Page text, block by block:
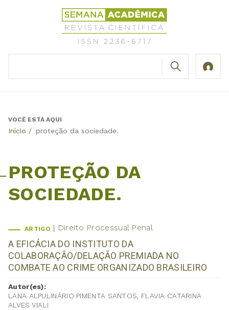
Revista
Científica
Semana
Back
VOCÊ ESTÁ AQUI
Início / proteção da sociedade.
PROTEÇÃO DA
SOCIEDADE.
ARTIGO Direito Processual Penal
A EFICÁCIA DO INSTITUTO DA
COLABORAÇÃO/DELAÇÃO PREMIADA NO
COMBATE AO CRIME ORGANIZADO BRASILEIRO
Autor(es):
LANA ALPULINÁRIO PIMENTA SANTOS, FLAVIA CATARINA
ALVES VIALI